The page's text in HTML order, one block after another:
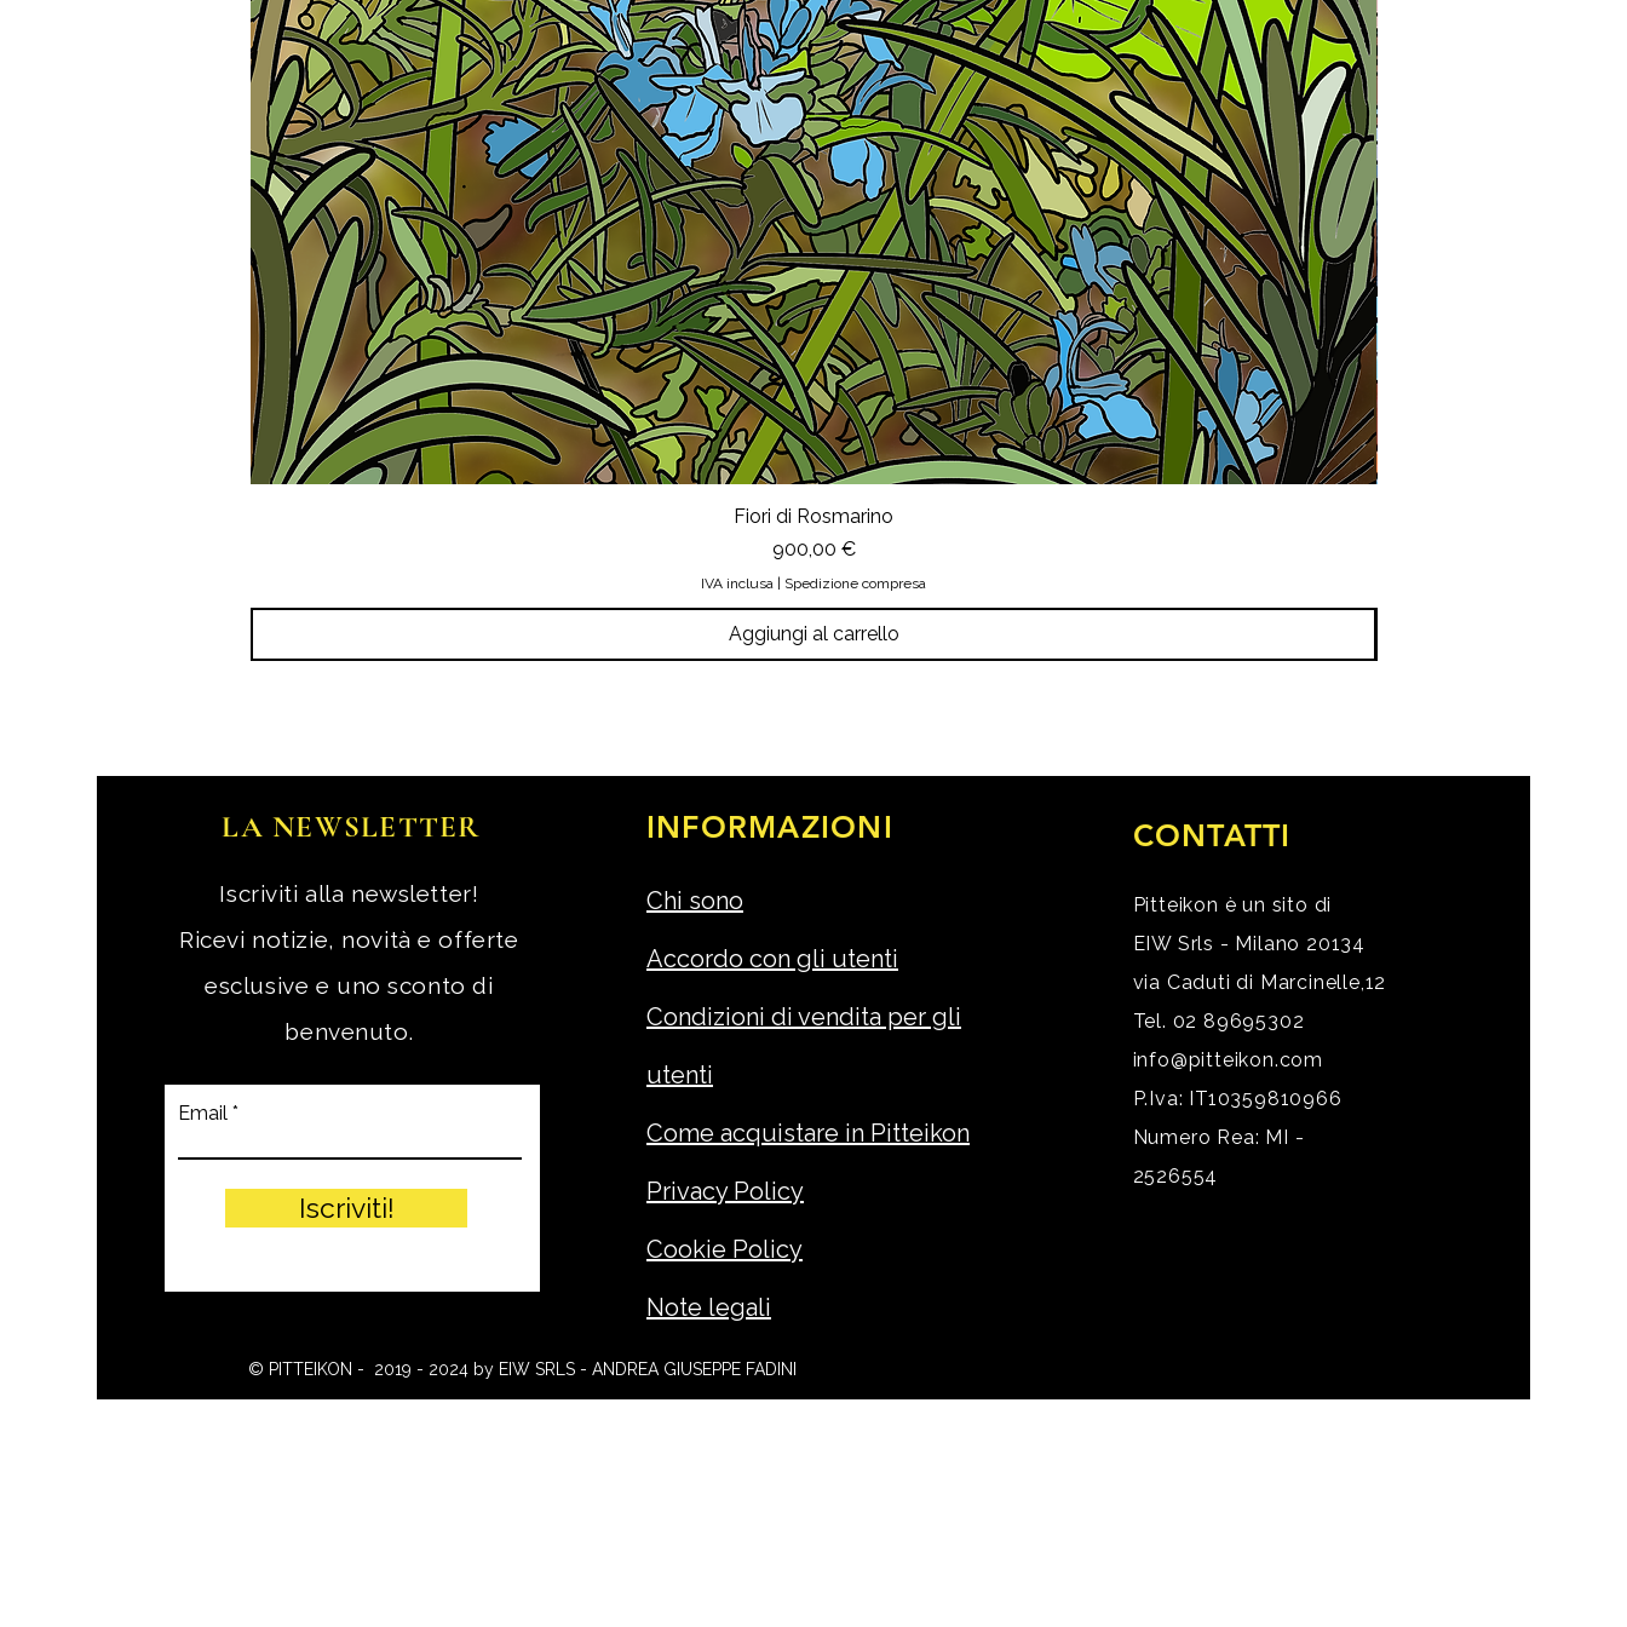
Fiori di Rosmarino
Prezzo
900,00 €
IVA inclusa Spedizione compresa
Aggiungi al carrello
LA NEWSLETTER
Iscriviti alla newsletter!
Ricevi notizie, novità e offerte
esclusive e uno sconto di
benvenuto.
Email
Iscriviti!
INFORMAZIONI
Chi sono
Accordo con gli utenti
Condizioni di vendita per gli
utenti
Come acquistare in Pitteikon
Privacy Policy
Cookie Policy
Note legali
CONTATTI
Pitteikon è un sito di
EIW Srls - Milano 20134
via Caduti di Marcinelle,12
Tel. 02 89695302
info@pitteikon.com
P.Iva: IT10359810966
Numero Rea: MI -
2526554
© PITTEIKON - 2019 - 2024 by EIW SRLS - ANDREA GIUSEPPE FADINI